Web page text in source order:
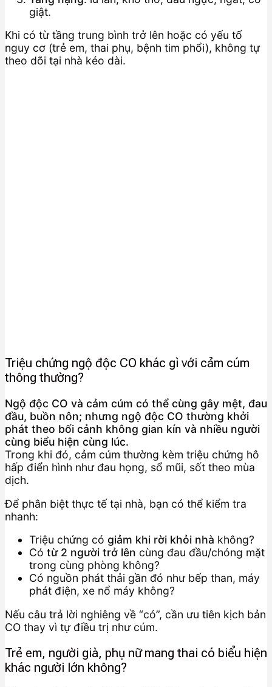
giật.
Khi có từ tầng trung bình trở lên hoặc có yếu tố
nguy cơ (trẻ em, thai phụ, bệnh tim phổi), không tự
theo dõi tại nhà kéo dài.
Triệu chứng ngộ độc CO khác gì với cảm cúm
thông thường?
Ngộ độc CO và cảm cúm có thể cùng gây mệt, đau
đầu, buồn nôn; nhưng ngộ độc CO thường khởi
phát theo bối cảnh không gian kín và nhiều người
cùng biểu hiện cùng lúc.
Trong khi đó, cảm cúm thường kèm triệu chứng hô
hấp điển hình như đau họng, sổ mũi, sốt theo mùa
dịch.
Để phân biệt thực tế tại nhà, bạn có thể kiểm tra
nhanh:
Triệu chứng có giảm khi rời khỏi nhà không?
Có từ 2 người trở lên cùng đau đầu/chóng mặt
trong cùng phòng không?
Có nguồn phát thải gần đó như bếp than, máy
phát điện, xe nổ máy không?
Nếu câu trả lời nghiêng về “có”, cần ưu tiên kịch bản
CO thay vì tự điều trị như cúm.
Trẻ em, người già, phụ nữ mang thai có biểu hiện
khác người lớn không?